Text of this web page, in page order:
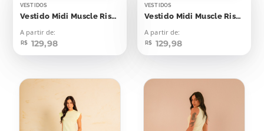
VESTIDOS
Vestido Midi Muscle Risca de Giz Lilás
A partir de:
R$ 129,98
VESTIDOS
Vestido Midi Muscle Risca de Giz Verde Bebê
A partir de:
R$ 129,98